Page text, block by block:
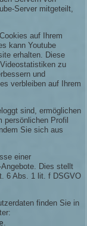
Server mitgeteilt,
auf Ihrem
kann Youtube
erhalten. Diese
zu
und
verbleiben auf Ihrem
sind, ermöglichen
persönlichen Profil
Sie sich aus
einer
Dies stellt
6 Abs. 1 lit. f DSGVO
finden Sie in